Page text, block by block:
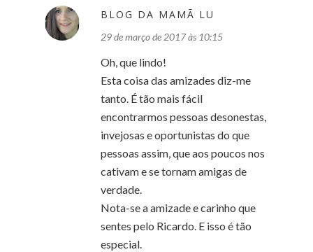
BLOG DA MAMÃ LU
29 de março de 2017 às 10:15
Oh, que lindo!
Esta coisa das amizades diz-me
tanto. É tão mais fácil
encontrarmos pessoas desonestas,
invejosas e oportunistas do que
pessoas assim, que aos poucos nos
cativam e se tornam amigas de
verdade.
Nota-se a amizade e carinho que
sentes pelo Ricardo. E isso é tão
especial.